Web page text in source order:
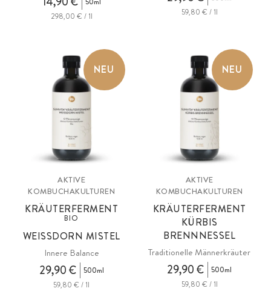
298,00 € / 1l
59,80 € / 1l
NEU
AKTIVE
KOMBUCHAKULTUREN
KRÄUTERFERMENT
BIO
WEISSDORN MISTEL
Innere Balance
29,90 €
500ml
59,80 € / 1l
NEU
AKTIVE
KOMBUCHAKULTUREN
KRÄUTERFERMENT
KÜRBIS
BRENNNESSEL
Traditionelle Männerkräuter
29,90 €
500ml
59,80 € / 1l